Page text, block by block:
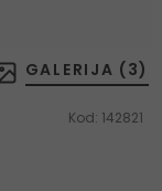
GALERIJA ( 3)
Kod: 142821